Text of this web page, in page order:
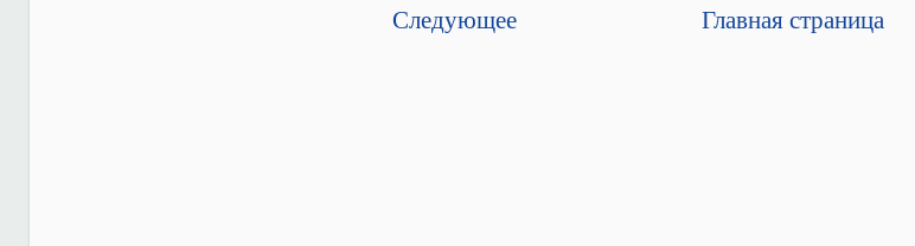
Следующее Главная страница